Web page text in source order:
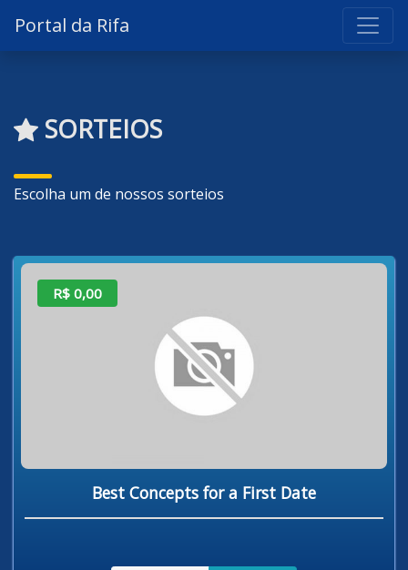
Portal da Rifa
SORTEIOS
Escolha um de nossos sorteios
R$ 0,00
Best Concepts for a First Date